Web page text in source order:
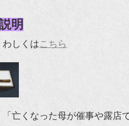
明
しくはこちら
亡くなった母が催事や露店